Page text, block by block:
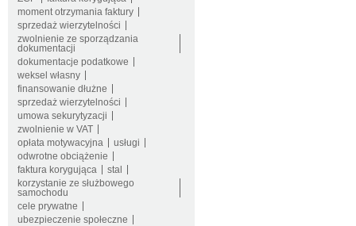
moment otrzymania faktury
sprzedaż wierzytelności
zwolnienie ze sporządzania
dokumentacji
dokumentacje podatkowe
weksel własny
finansowanie dłużne
sprzedaż wierzytelności
umowa sekurytyzacji
zwolnienie w VAT
opłata motywacyjna
usługi
odwrotne obciążenie
faktura korygująca
stal
korzystanie ze służbowego
samochodu
cele prywatne
ubezpieczenie społeczne